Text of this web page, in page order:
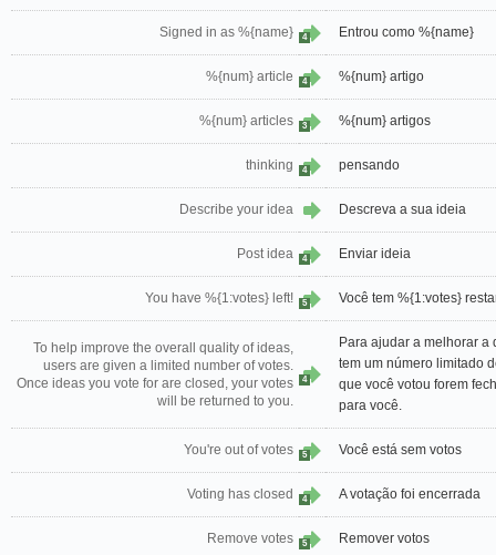
Signed in as %{name} 4 Entrou como %{name}
%{num} article 4 %{num} artigo
%{num} articles 3 %{num} artigos
thinking 4 pensando
Describe your idea Descreva a sua ideia
Post idea 4 Enviar ideia
You have %{1:votes} left! 5 Você tem %{1:votes}
To help improve the overall quality of ideas,
users are given a limited number of votes.
Once ideas you vote for are closed, your votes
will be returned to you.
4
Para ajudar a melhorar
tem um número limitado
que você votou forem
para você.
You're out of votes 5 Você está sem votos
Voting has closed 4 A votação foi encerrada
Remove votes 5 Remover votos